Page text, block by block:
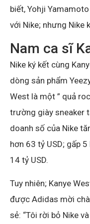
biết, Yohji
với Nike; nhưng Nike
Nam ca sĩ
Nike ký kết cùng
dòng sản phẩm
West là một ” quả
trường giày sneaker
doanh số của Nike
hơn 63 tỷ USD; gấp
14 tỷ USD.
Tuy nhiên; Kanye
được Adidas mời
sẻ: “Tôi rời bỏ Nike